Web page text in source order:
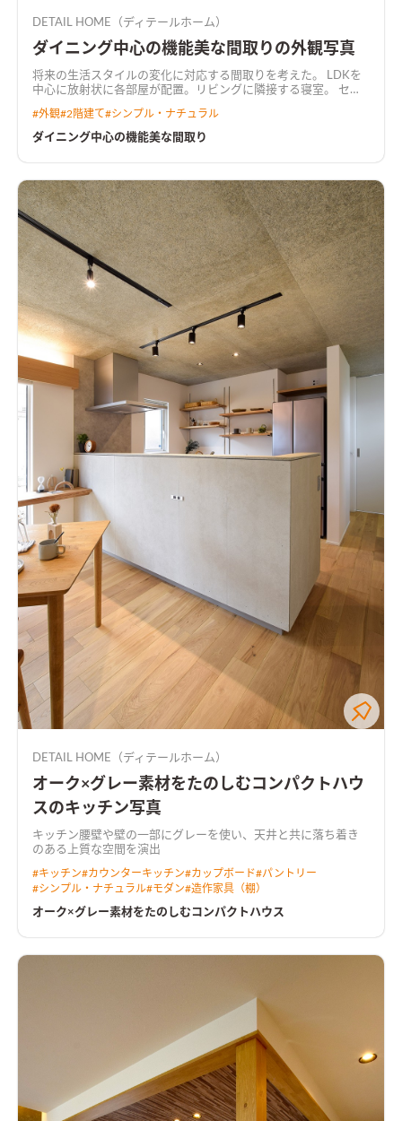
DETAIL HOME（ディテールホーム）
ダイニング中心の機能美な間取りの外観写真
将来の生活スタイルの変化に対応する間取りを考えた。 LDKを
中心に放射状に各部屋が配置。リビングに隣接する寝室。 セン
て暮らしが想像できる間取り。
#外観#2階建て #シンプル・ナチュラル
ダイニング中心の機能美な間取り
DETAIL HOME（ディテールホーム）
オーク×グレー素材をたのしむコンパクトハウ
スのキッチン写真
キッチン腰壁や壁の一部にグレーを使い、天井と共に落ち着き
のある上質な空間を演出
#キッチン#カウンターキッチン#カップボード#パントリー
#シンプル・ナチュラル#モダン#造作家具（棚）
オーク×グレー素材をたのしむコンパクトハウス